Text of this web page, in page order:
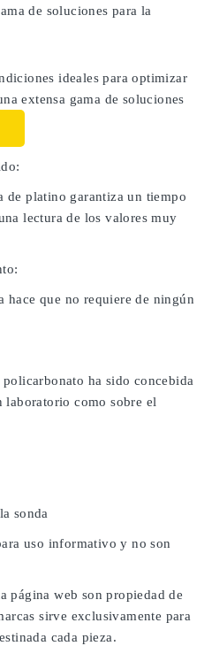
de soluciones para la
ideales para optimizar
extensa gama de soluciones
de platino garantiza un tiempo
lectura de los valores muy
hace que no requiere de ningún
ha sido concebida
laboratorio como sobre el
sonda
uso informativo y no son
página web son propiedad de
sirve exclusivamente para
cada pieza.